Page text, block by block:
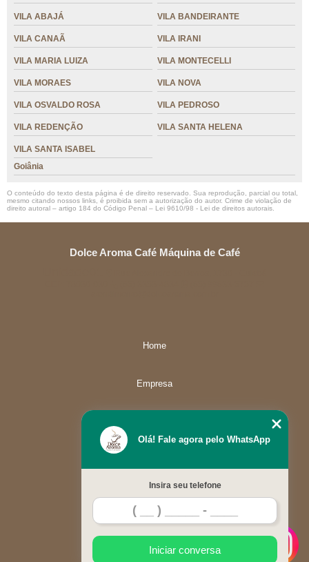
VILA ABAJÁ VILA BANDEIRANTE
VILA CANAÃ VILA IRANI
VILA MARIA LUIZA VILA MONTECELLI
VILA MORAES VILA NOVA
VILA OSVALDO ROSA VILA PEDROSO
VILA REDENÇÃO VILA SANTA HELENA
VILA SANTA ISABEL
Goiânia
O conteúdo do texto desta página é de direito reservado. Sua reprodução, parcial ou total,
mesmo citando nossos links, é proibida sem a autorização do autor. Crime de violação de
direito autoral – artigo 184 do Código Penal – Lei 9610/98 - Lei de direitos autorais
Dolce Aroma Café Máquina de Café
Home
Empresa
Contato
Mapa do site
Olá! Fale agora pelo WhatsApp
Insira seu telefone
Iniciar conversa